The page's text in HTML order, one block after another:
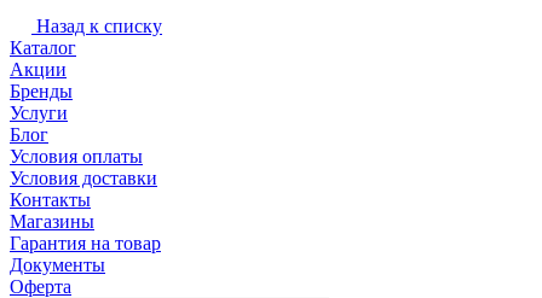
Назад к списку
Каталог
Акции
Бренды
Услуги
Блог
Условия оплаты
Условия доставки
Контакты
Магазины
Гарантия на товар
Документы
Оферта